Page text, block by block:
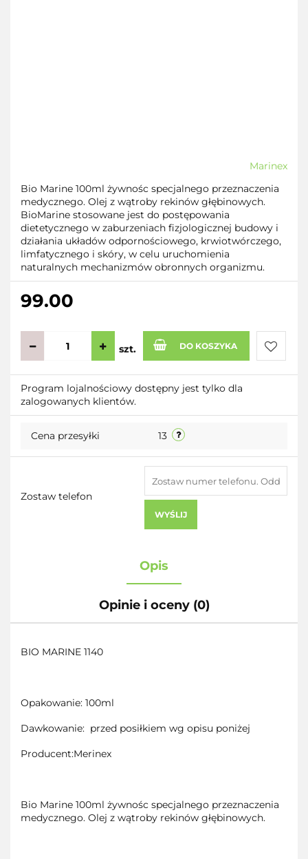
Marinex
Bio Marine 100ml żywnośc specjalnego przeznaczenia
medycznego. Olej z wątroby rekinów głębinowych.
BioMarine stosowane jest do postępowania
dietetycznego w zaburzeniach fizjologicznej budowy i
działania układów odpornościowego, krwiotwórczego,
limfatycznego i skóry, w celu uruchomienia
naturalnych mechanizmów obronnych organizmu.
99.00
szt. DO KOSZYKA
Do
Program lojalnościowy dostępny jest tylko dla
zalogowanych klientów.
Cena przesyłki 13
Zostaw telefon
WYŚLIJ
Opis
Opinie i oceny (0)
BIO MARINE 1140
Opakowanie: 100ml
Dawkowanie: przed posiłkiem wg opisu poniżej
Producent:Merinex
Bio Marine 100ml żywnośc specjalnego przeznaczenia
medycznego. Olej z wątroby rekinów głębinowych.